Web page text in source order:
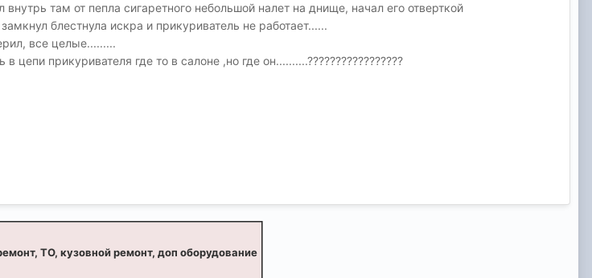
там от пепла сигаретного небольшой налет на днище, начал его отверткой
блестнула искра и прикуриватель не работает......
все целые.........
прикуривателя где то в салоне ,но где он..........?????????????????
ТО, кузовной ремонт, доп оборудование